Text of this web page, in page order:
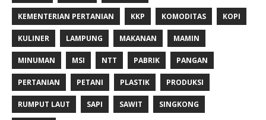
KEMENTERIAN PERTANIAN KKP KOMODITAS KOPI
KULINER LAMPUNG MAKANAN MAMIN
MINUMAN MSI NTT PABRIK PANGAN
PERTANIAN PETANI PLASTIK PRODUKSI
RUMPUT LAUT SAPI SAWIT SINGKONG